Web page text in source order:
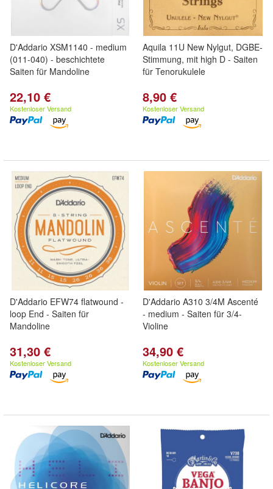
D'Addario XSM1140 - medium
(011-040) - beschichtete
Saiten für Mandoline
22,10 €
Kostenloser Versand
Aquila 11U New Nylgut, DGBE-
Stimmung, mit high D - Saiten
für Tenorukulele
8,90 €
Kostenloser Versand
D'Addario EFW74 flatwound -
loop End - Saiten für
Mandoline
31,30 €
Kostenloser Versand
D'Addario A310 3/4M Ascenté
- medium - Saiten für 3/4-
Violine
34,90 €
Kostenloser Versand